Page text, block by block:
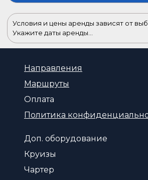
Условия и цены аренды зависят от
Укажите даты аренды...
Направления
Маршруты
Оплата
Политика
Доп. оборудование
Круизы
Чартер